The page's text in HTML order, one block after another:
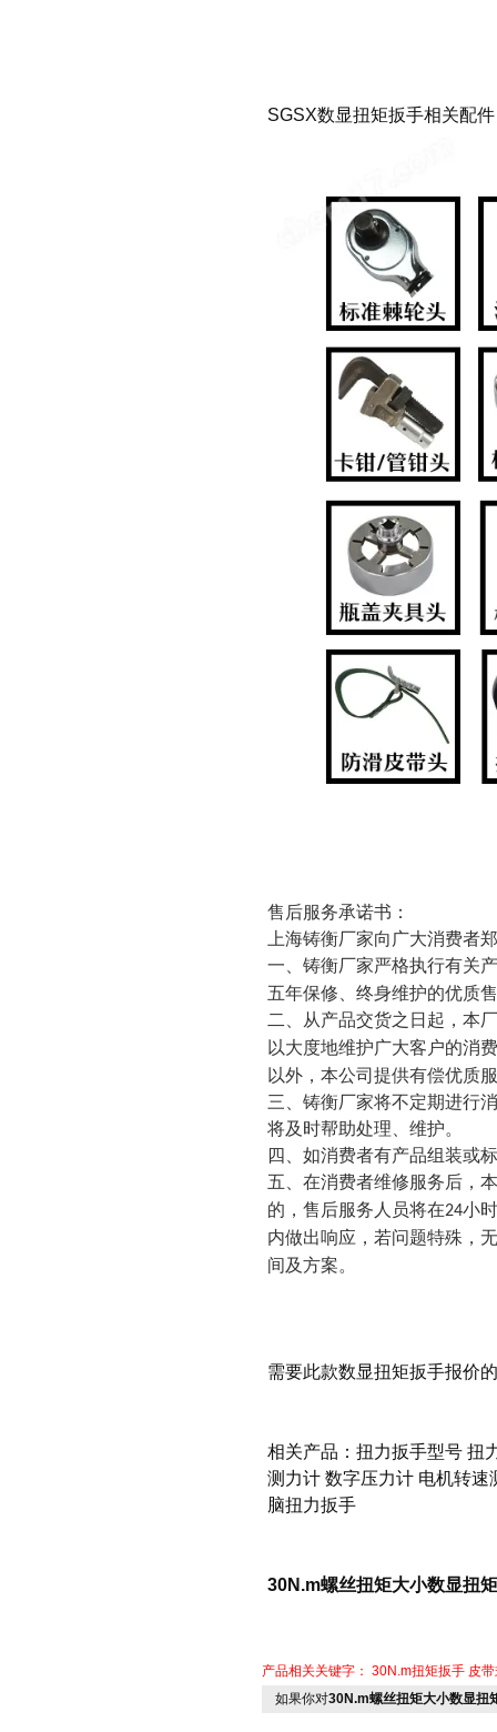
SGSX数显扭矩扳手相关配件
售后服务承诺书：
上海铸衡厂家向广大消费者
一、铸衡厂家严格执行有关
五年保修、终身维护的优质
二、从产品交货之日起，本
以大度地维护广大客户的消
以外，本公司提供有偿优质
三、铸衡厂家将不定期进行
将及时帮助处理、维护。
四、如消费者有产品组装或
五、在消费者维修服务后，
的，售后服务人员将在24小
内做出响应，若问题特殊，
间及方案。
需要此款数显扭矩扳手报价
相关产品： 扭力扳手型号 扭
测力计 数字压力计 电机转速
脑扭力扳手
30N.m螺丝扭矩大小数显扭
产品相关关键字： 30N.m扭矩扳手 皮
如果你对30N.m螺丝扭矩大小数显扭